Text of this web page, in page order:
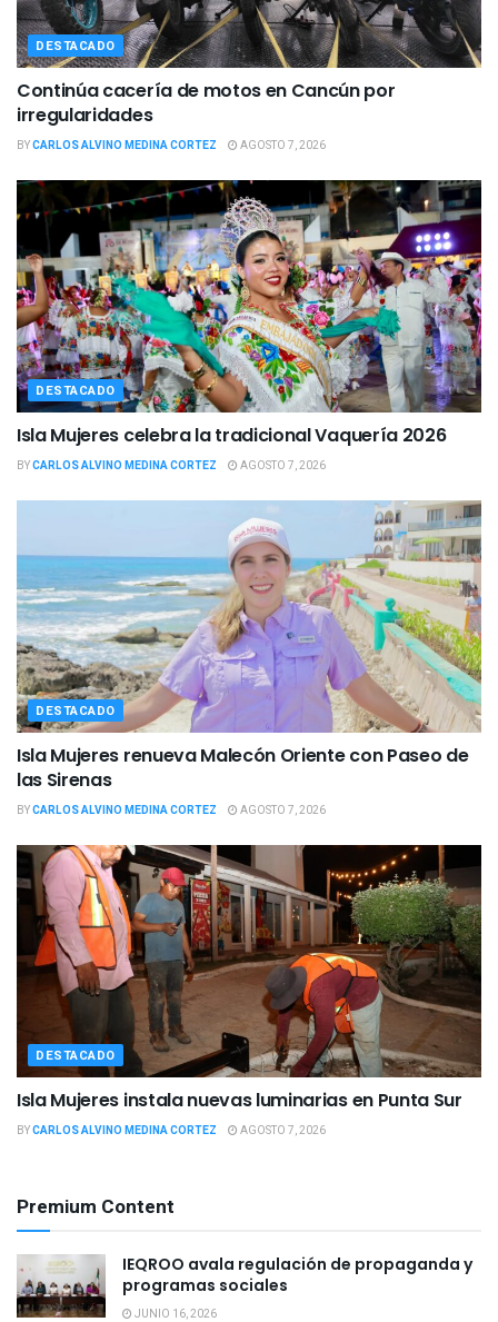
DESTACADO
Continúa cacería de motos en Cancún por
irregularidades
BYCARLOS ALVINO MEDINA CORTEZ AGOSTO 7, 2026
DESTACADO
Isla Mujeres celebra la tradicional Vaquería 2026
BYCARLOS ALVINO MEDINA CORTEZ AGOSTO 7, 2026
DESTACADO
Isla Mujeres renueva Malecón Oriente con Paseo de
las Sirenas
BYCARLOS ALVINO MEDINA CORTEZ AGOSTO 7, 2026
DESTACADO
Isla Mujeres instala nuevas luminarias en Punta Sur
BYCARLOS ALVINO MEDINA CORTEZ AGOSTO 7, 2026
Premium Content
IEQROO avala regulación de propaganda y
programas sociales
JUNIO 16, 2026